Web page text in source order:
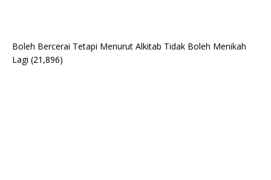
Boleh Bercerai Tetapi Menurut Alkitab Tidak Boleh Menikah
Lagi (21,896)